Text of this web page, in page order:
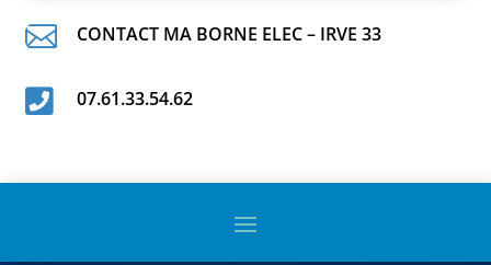
 CONTACT MA BORNE ELEC – IRVE 33
 07.61.33.54.62